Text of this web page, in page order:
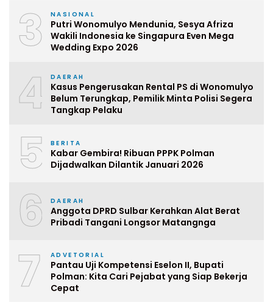
3 NASIONAL
Putri Wonomulyo Mendunia, Sesya Afriza
Wakili Indonesia ke Singapura Even Mega
Wedding Expo 2026
4 DAERAH
Kasus Pengerusakan Rental PS di Wonomulyo
Belum Terungkap, Pemilik Minta Polisi Segera
Tangkap Pelaku
5 BERITA
Kabar Gembira! Ribuan PPPK Polman
Dijadwalkan Dilantik Januari 2026
6 DAERAH
Anggota DPRD Sulbar Kerahkan Alat Berat
Pribadi Tangani Longsor Matangnga
7 ADVETORIAL
Pantau Uji Kompetensi Eselon II, Bupati
Polman: Kita Cari Pejabat yang Siap Bekerja
Cepat